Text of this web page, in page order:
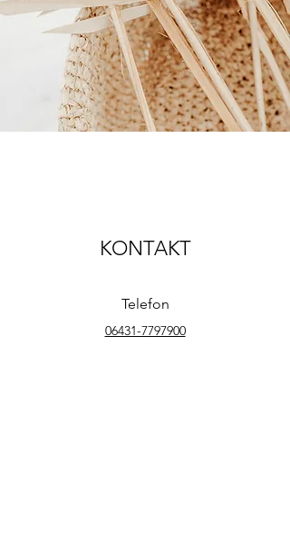
KONTAKT
Telefon
06431-7797900